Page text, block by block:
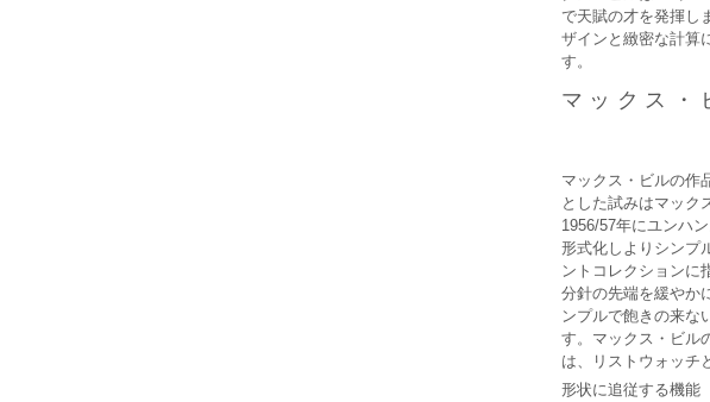
で天賦の才を発揮し
ザインと緻密な計算
す。
マックス・
マックス・ビルの作
とした試みはマック
1956/57年にユンハ
形式化しよりシンプ
ントコレクションに
分針の先端を緩やか
ンプルで飽きの来な
す。マックス・ビル
は、リストウォッチ
形状に追従する機能